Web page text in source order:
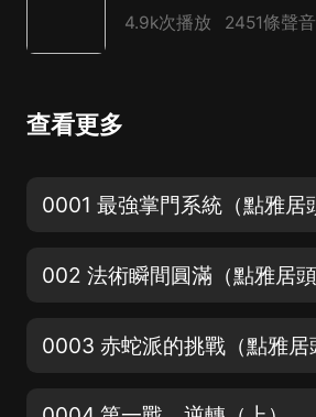
4.9k次播放 2451條聲音
查看更多